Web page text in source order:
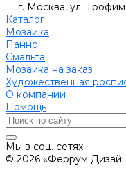
г. Москва, ул.
Каталог
Мозаика
Панно
Смальта
Мозаика на заказ
Художественная
О компании
Помощь
Мы в соц. сетях
© 2026 «Феррум